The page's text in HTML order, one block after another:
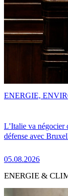
L’Italie va négocier
défense avec
05.08.2026
ENERGIE,
ENERGIE &